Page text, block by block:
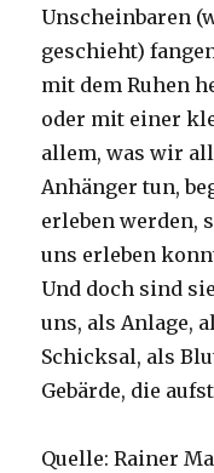
Unscheinbaren
geschieht)
mit dem Ruhen
oder mit einer
allem, was wir
Anhänger tun,
erleben werden,
uns erleben
Und doch sind
uns, als Anlage,
Schicksal, als
Gebärde, die
Quelle: Rainer